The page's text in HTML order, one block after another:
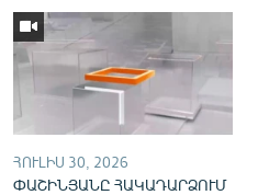
English
Русский
ՀԵՏԵՎԵՔ ՄԵԶ
ՀՈՒԼԻՍ 30, 2026
ՓԱՇԻՆՅԱՆԸ ՀԱԿԱԴԱՐՁՈՒՄ